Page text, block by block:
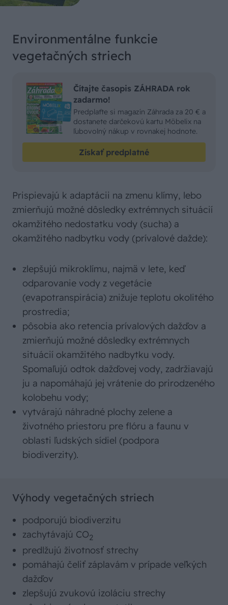
Environmentálne funkcie
vegetačných striech
Čítajte časopis ZÁHRADA rok
zadarmo!
Predplaťte si magazín Záhrada za 20 € a
dostanete darčekovú kartu Möbelix na
ľubovolný nákup v rovnakej hodnote.
Získať predplatné
Prispievajú k adaptácii na zmenu klímy, lebo
zmierňujú možné dôsledky extrémnych situácií
okamžitého nedostatku vody (sucha) a
okamžitého nadbytku vody (prívalové dažde):
zlepšujú mikroklímu, najmä v lete, keď
odparovanie vody z vegetácie
(evapotranspirácia) znižuje teplotu okolitého
prostredia;
pôsobia ako retencia prívalových dažďov a
zmierňujú možné dôsledky extrémnych
situácií okamžitého nadbytku vody.
Spomaľujú odtok dažďovej vody, zadržiavajú
ju a napomáhajú jej vrátenie do prirodzeného
kolobehu vody;
vytvárajú náhradné plochy zelene a
životného priestoru pre flóru a faunu v
oblasti ľudských sídiel (podpora
biodiverzity).
Výhody vegetačných striech
podporujú biodiverzitu
zachytávajú CO2
predlžujú životnosť strechy
pomáhajú čeliť záplavám v prípade veľkých
dažďov
zlepšujú zvukovú izoláciu strechy